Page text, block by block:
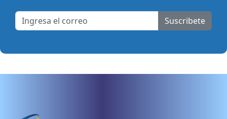
Suscribete